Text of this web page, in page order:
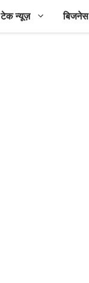
टेक न्यूज़ बिजनेस